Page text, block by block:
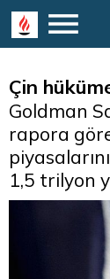
Çin
Goldman
rapora
1,5 trilyon